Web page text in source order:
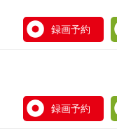
録画予約
録画予約